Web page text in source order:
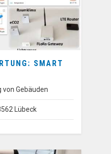
SMART
Gebäuden
Lübeck